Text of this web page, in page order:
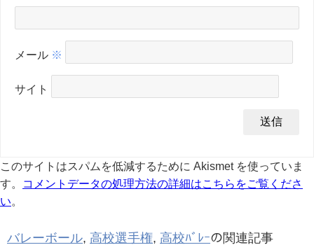
メール ※
サイト
このサイトはスパムを低減するために Akismet を使っていま
す。
コメントデータの処理方法の詳細はこちらをご覧くださ
い
バレーボール, 高校選手権, 高校ﾊﾞﾚｰの関連記事